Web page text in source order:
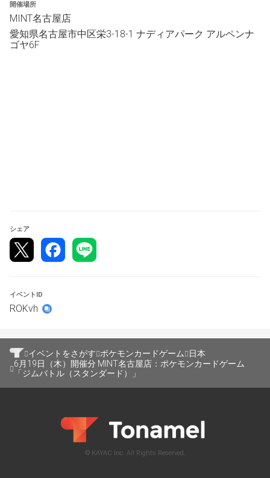
開催場所
MINT名古屋店
愛知県名古屋市中区栄3-18-1 ナディアパーク アルペンナ
ゴヤ6F
シェア
イベントID
ROKvh
イベントをさがす ポケモンカードゲーム
日本
6月19日（木）開催分 MINT名古屋店：ポケモンカードゲーム
「ジムバトル（スタンダード）」
© KAYAC Inc. All Rights Reserved.